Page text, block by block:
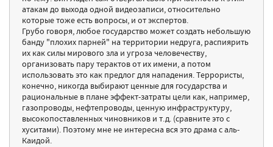
атакам до выхода одной видеозаписи, относительно
которые тоже есть вопросы, и от экспертов.
Грубо говоря, любое государство может создать небольшую
банду "плохих парней" на территории недруга, распиярить
их как силы мирового зла и угроза человечеству,
организовать пару терактов от их имени, а потом
использовать это как предлог для нападения. Террористы,
конечно, никогда выбирают ценные для государства и
рациональные в плане эффект-затраты цели как, например,
газопроводы, нефтепроводы, ценную инфраструктуру,
высокопоставленных чиновников и т.д. (сравните это с
хуситами). Поэтому мне не интересна вся это драма с аль-
Каидой.